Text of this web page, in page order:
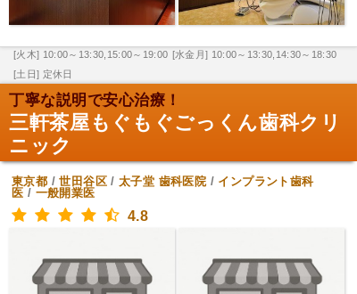
[火木] 10:00～13:30,15:00～19:00 [水金月] 10:00～13:30,14:30～18:30
[土日] 定休日
丁寧な説明で安心治療！
三軒茶屋もぐもぐごっくん歯科クリ
ニック
東京都 /世田谷区/太子堂 歯科医院 / インプラント歯科
医 / 一般開業医
4.8